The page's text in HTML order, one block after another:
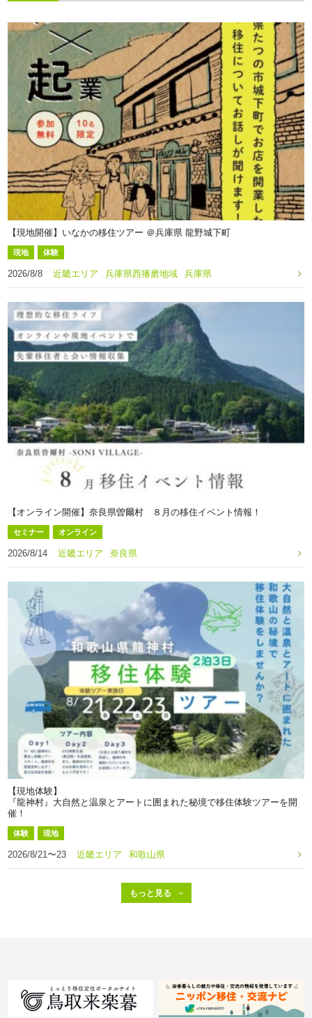
【現地開催】いなかの移住ツアー ＠兵庫県 龍野城下町
現地 体験
2026/8/8 近畿エリア 兵庫県西播磨地域 兵庫県
【オンライン開催】奈良県曽爾村 ８月の移住イベント情報！
セミナー オンライン
2026/8/14 近畿エリア 奈良県
【現地体験】
『龍神村』大自然と温泉とアートに囲まれた秘境で移住体験ツアーを開
催！
体験 現地
2026/8/21〜23 近畿エリア 和歌山県